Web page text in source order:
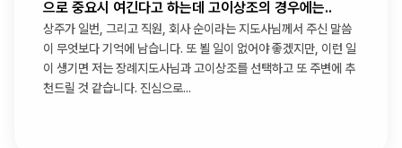
으로 중요시 여긴다고 하는데 고이상조의 경우에는..
상주가 일번, 그리고 직원, 회사 순이라는 지도사님께서 주신 말씀
이 무엇보다 기억에 남습니다. 또 뵐 일이 없어야 좋겠지만, 이런 일
이 생기면 저는 장례지도사님과 고이상조를 선택하고 또 주변에 추
천드릴 것 같습니다. 진심으로...